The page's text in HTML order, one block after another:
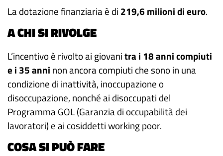
La dotazione finanziaria è di 219,6 milioni di euro.
A CHI SI RIVOLGE
L’incentivo è rivolto ai giovanitra i 18 anni compiuti
e i 35 anni non ancora compiuti che sono in una
condizione di inattività, inoccupazione o
disoccupazione, nonché ai disoccupati del
Programma GOL (Garanzia di occupabilità dei
lavoratori) e ai cosiddetti working poor.
COSA SI PUÒ FARE